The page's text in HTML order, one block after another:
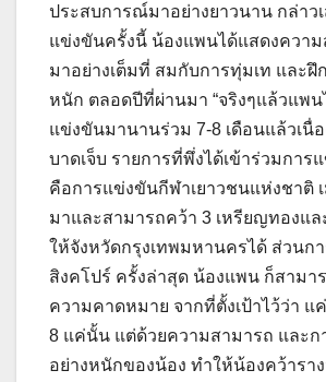
ประสบการณ์มาอย่างยาวนาน กล่าว
แข่งขันครั้งนี้ น้องแพนได้แสดงควา
มาอย่างเต็มที่ สมกับการทุ่มเท และฝึ
หนัก ตลอดปีที่ผ่านมา “จริงๆแล้วแพน
แข่งขันมานานร่วม 7-8 เดือนแล้วเนื่
บาดเจ็บ รายการที่พึ่งได้เข้าร่วมการ
คือการแข่งขันกีฬาเยาวชนแห่งชาติ
มาและสามารถคว้า 3 เหรียญทองแล
ให้จังหวัดกรุงเทพมหานครได้ ส่วนก
สิงคโปร์ ครั้งล่าสุด น้องแพน ก็สามา
ความคาดหมาย จากที่ตั้งเป้าไว้ว่า
8 แค่นั้น แต่ด้วยความสามารถ และก
อย่างหนักของน้อง ทำให้น้องคว้ารา